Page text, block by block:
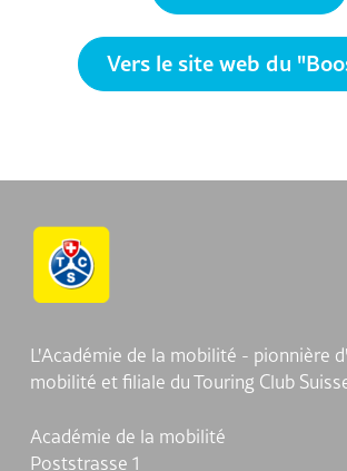
Vers le site web du
L'Académie de la mobilité - pionnière
mobilité et filiale du Touring Club
Académie de la mobilité
Poststrasse 1